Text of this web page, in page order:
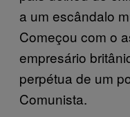
a um escândalo
Começou com o
empresário
perpétua de um
Comunista.